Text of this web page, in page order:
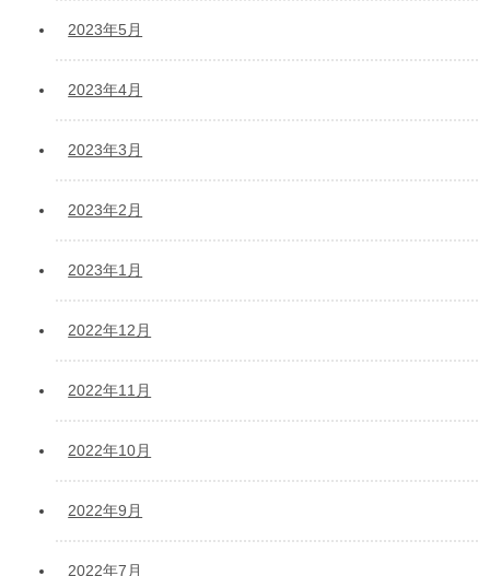
2023年5月
2023年4月
2023年3月
2023年2月
2023年1月
2022年12月
2022年11月
2022年10月
2022年9月
2022年7月